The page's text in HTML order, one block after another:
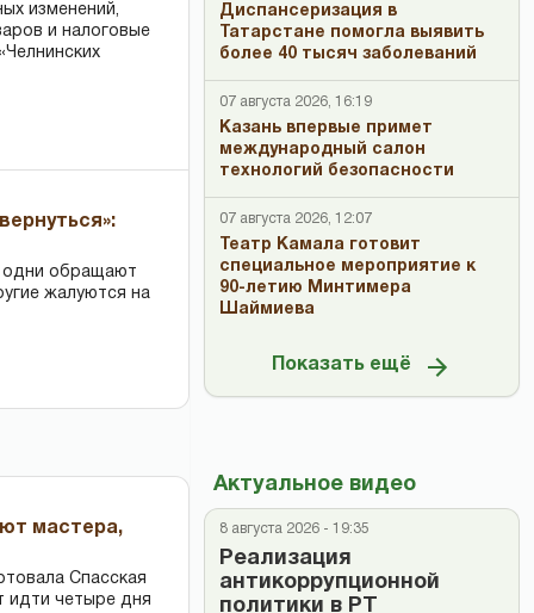
изменений,
и налоговые
одни обращают
жалуются на
мастера,
Спасская
идти четыре дня
Диспансеризация в
Татарстане помогла выявить
более 40 тысяч заболеваний
07 августа 2026, 16:19
Казань впервые примет
международный салон
технологий безопасности
07 августа 2026, 12:07
Театр Камала готовит
специальное мероприятие к
90-летию Минтимера
Шаймиева
Показать ещё
Актуальное видео
8 августа 2026 - 19:35
Реализация
антикоррупционной
политики в РТ